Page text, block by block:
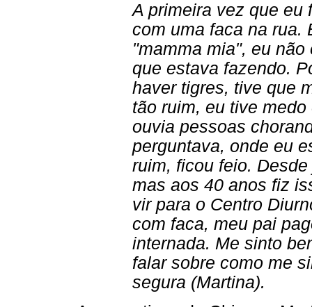
A primeira vez que eu
com uma faca na rua.
"mamma mia", eu
que estava fazendo.
haver tigres, tive que
tão ruim, eu tive
ouvia pessoas
perguntava, onde eu
ruim, ficou feio.
mas aos 40 anos fiz
vir para o Centro
com faca, meu pai
internada. Me sinto
falar sobre como me
segura (Martina).